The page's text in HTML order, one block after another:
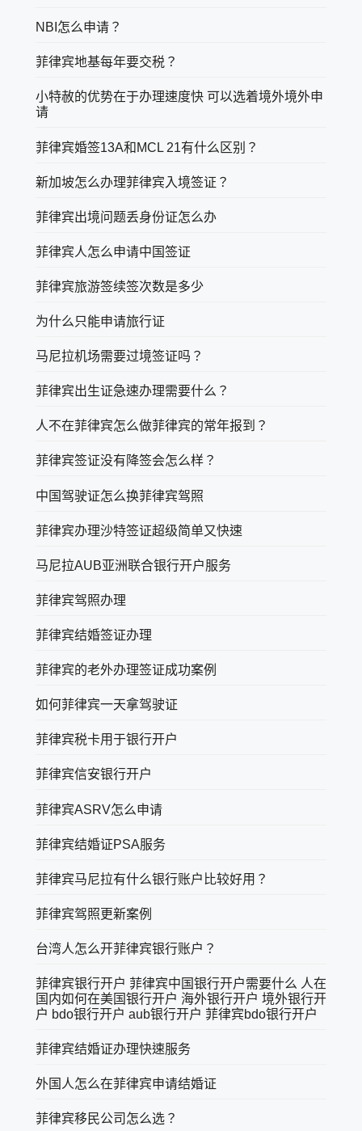
NBI怎么申请？
菲律宾地基每年要交税？
小特赦的优势在于办理速度快 可以选着境外境外申
请
菲律宾婚签13A和MCL 21有什么区别？
新加坡怎么办理菲律宾入境签证？
菲律宾出境问题丢身份证怎么办
菲律宾人怎么申请中国签证
菲律宾旅游签续签次数是多少
为什么只能申请旅行证
马尼拉机场需要过境签证吗？
菲律宾出生证急速办理需要什么？
人不在菲律宾怎么做菲律宾的常年报到？
菲律宾签证没有降签会怎么样？
中国驾驶证怎么换菲律宾驾照
菲律宾办理沙特签证超级简单又快速
马尼拉AUB亚洲联合银行开户服务
菲律宾驾照办理
菲律宾结婚签证办理
菲律宾的老外办理签证成功案例
如何菲律宾一天拿驾驶证
菲律宾税卡用于银行开户
菲律宾信安银行开户
菲律宾ASRV怎么申请
菲律宾结婚证PSA服务
菲律宾马尼拉有什么银行账户比较好用？
菲律宾驾照更新案例
台湾人怎么开菲律宾银行账户？
菲律宾银行开户 菲律宾中国银行开户需要什么 人在
国内如何在美国银行开户 海外银行开户 境外银行开
户 bdo银行开户 aub银行开户 菲律宾bdo银行开户
菲律宾结婚证办理快速服务
外国人怎么在菲律宾申请结婚证
菲律宾移民公司怎么选？